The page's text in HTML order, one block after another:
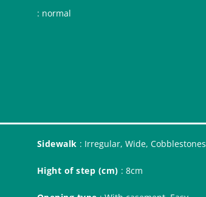
: normal
Sidewalk : Irregular, Wide, Cobblestones
Hight of step (cm) : 8cm